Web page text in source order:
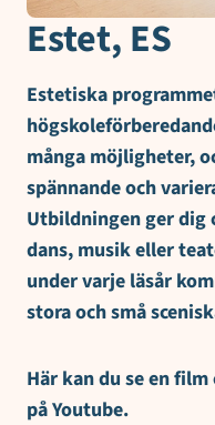
Estet, ES
Estetiska
många möjligheter,
spännande och
Utbildningen ger dig
dans, musik eller
under varje läsår
stora och små
Här kan du se en
på Youtube.